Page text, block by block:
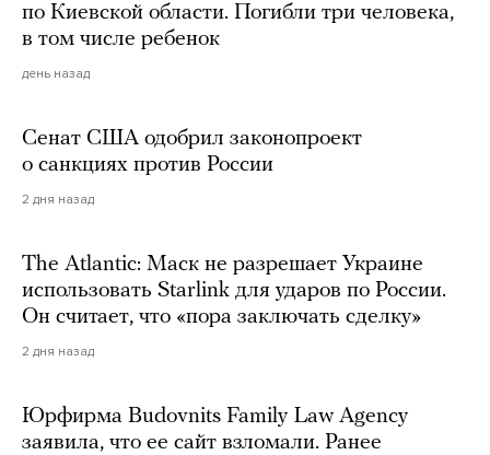
по Киевской области. Погибли три человека,
в том числе ребенок
день назад
Сенат США одобрил законопроект
о санкциях против России
2 дня назад
The Atlantic: Маск не разрешает Украине
использовать Starlink для ударов по России.
Он считает, что «пора заключать сделку»
2 дня назад
Юрфирма Budovnits Family Law Agency
заявила, что ее сайт взломали. Ранее